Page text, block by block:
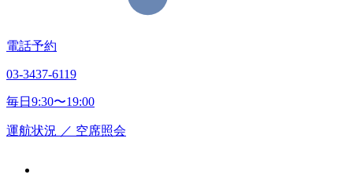
電話予約
03-3437-6119
毎日9:30〜19:00
運航状況 ／ 空席照会